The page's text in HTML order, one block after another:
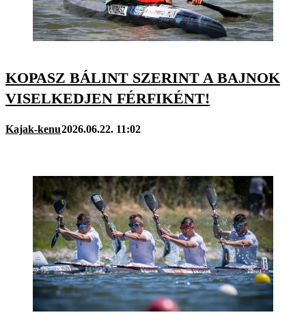
KOPASZ BÁLINT SZERINT A BAJNOK
VISELKEDJEN FÉRFIKÉNT!
Kajak-kenu2026.06.22. 11:02